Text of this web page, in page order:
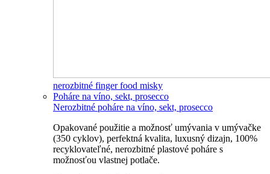
nerozbitné finger food misky
Poháre na víno, sekt, prosecco
Nerozbitné poháre na víno, sekt, prosecco
Opakované použitie a možnosť umývania v umývačke
(350 cyklov), perfektná kvalita, luxusný dizajn, 100%
recyklovateľné, nerozbitné plastové poháre s
možnosťou vlastnej potlače.